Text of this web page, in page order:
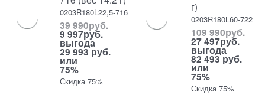
0203R180L22,5-716
39 990руб.
9 997руб.
выгода
29 993 руб.
или
75%
Скидка 75%
г)
0203R180L60-722
109 990руб.
27 497руб.
выгода
82 493 руб.
или
75%
Скидка 75%